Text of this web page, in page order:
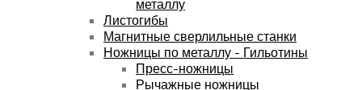
металлу
Листогибы
Магнитные сверлильные станки
Ножницы по металлу - Гильотины
Пресс-ножницы
Рычажные ножницы